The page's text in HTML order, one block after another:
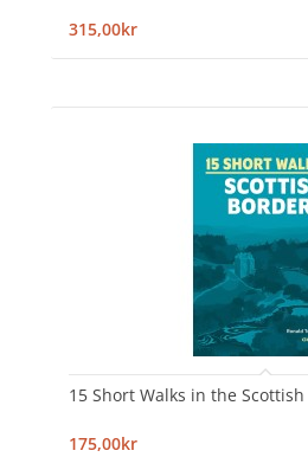
315,00kr
15 Short Walks in the
175,00kr